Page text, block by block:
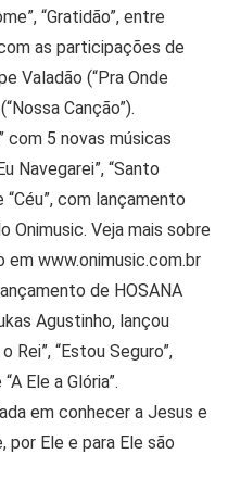
“Gratidão”, entre
as participações de
Valadão (“Pra Onde
Canção”).
com 5 novas músicas
Navegarei”, “Santo
“Céu”, com lançamento
Onimusic. Veja mais sobre
www.onimusic.com.br
de HOSANA
Agustinho, lançou
Rei”, “Estou Seguro”,
Ele a Glória”.
em conhecer a Jesus e
por Ele e para Ele são